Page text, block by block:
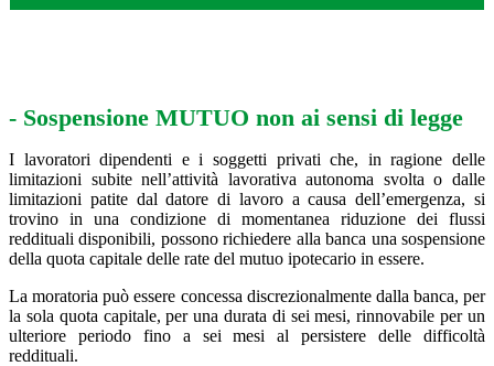
- Sospensione MUTUO non ai sensi di legge
I lavoratori dipendenti e i soggetti privati che, in ragione delle
limitazioni subite nell’attività lavorativa autonoma svolta o dalle
limitazioni patite dal datore di lavoro a causa dell’emergenza, si
trovino in una condizione di momentanea riduzione dei flussi
reddituali disponibili, possono richiedere alla banca una sospensione
della quota capitale delle rate del mutuo ipotecario in essere.
La moratoria può essere concessa discrezionalmente dalla banca, per
la sola quota capitale, per una durata di sei mesi, rinnovabile per un
ulteriore periodo fino a sei mesi al persistere delle difficoltà
reddituali.